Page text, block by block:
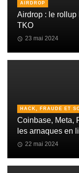
AIRDROP
Airdrop : le rollup
TKO
23 mai 2024
HACK, FRAUDE ET
Coinbase, Meta,
les arnaques en
22 mai 2024